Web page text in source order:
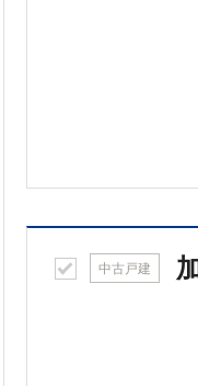
中古戸建